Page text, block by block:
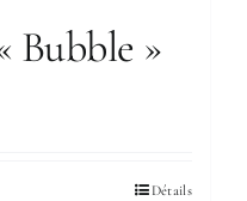
Bubble »
Détails